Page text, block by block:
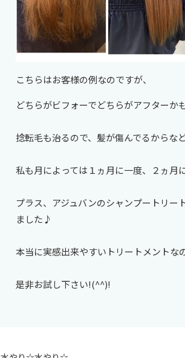
こちらはお客様の例なのですが、
どちらがビフォーでどちらがアフターか
捻転毛も治るので、髪が傷んでるから
私も月によっては１ヵ月に一度、２ヵ月
プラス、アジュバンのシャンプートリ
ました♪
本当に実感出来やすいトリートメントな
是非お試し下さい!(^^)!